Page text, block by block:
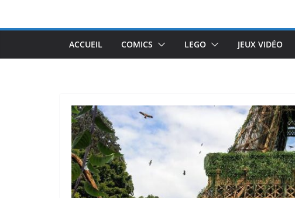
ACCUEIL COMICS LEGO JEUX VIDÉO